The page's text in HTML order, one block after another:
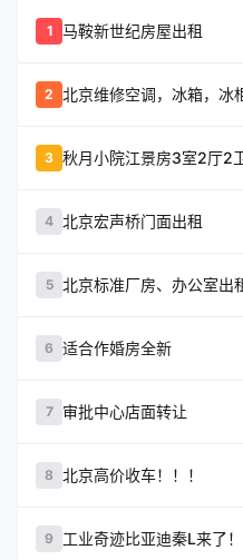
1 马鞍新世纪房屋出租
2 北京维修空调，冰箱，冰
3 秋月小院江景房3室2厅2
4 北京宏声桥门面出租
5 北京标准厂房、办公室出
6 适合作婚房全新
7 审批中心店面转让
8 北京高价收车！！！
9 工业奇迹比亚迪秦L来了